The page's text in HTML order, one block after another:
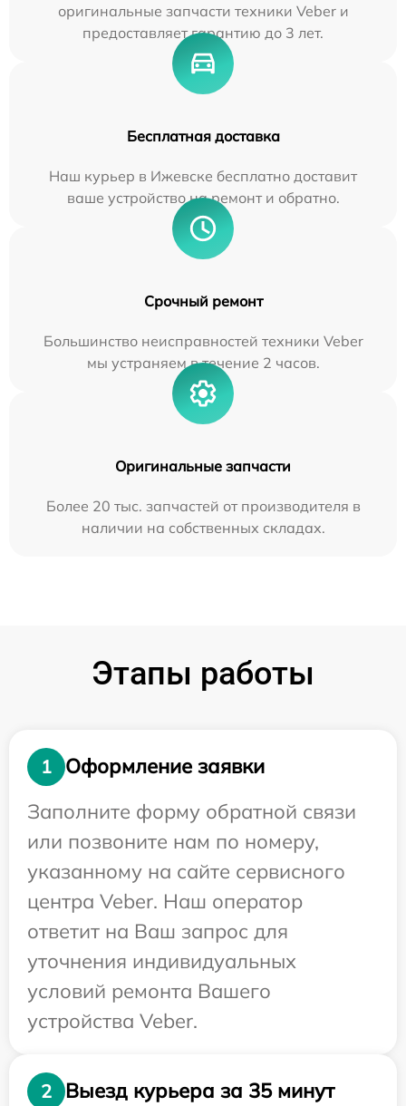
оригинальные запчасти техники Veber и
предоставляет гарантию до 3 лет.
Бесплатная доставка
Наш курьер в Ижевске бесплатно доставит
ваше устройство на ремонт и обратно.
Срочный ремонт
Большинство неисправностей техники Veber
мы устраняем в течение 2 часов.
Оригинальные запчасти
Более 20 тыс. запчастей от производителя в
наличии на собственных складах.
Этапы работы
1
Оформление заявки
Заполните форму обратной связи
или позвоните нам по номеру,
указанному на сайте сервисного
центра Veber. Наш оператор
ответит на Ваш запрос для
уточнения индивидуальных
условий ремонта Вашего
устройства Veber.
2 Выезд курьера за 35 минут